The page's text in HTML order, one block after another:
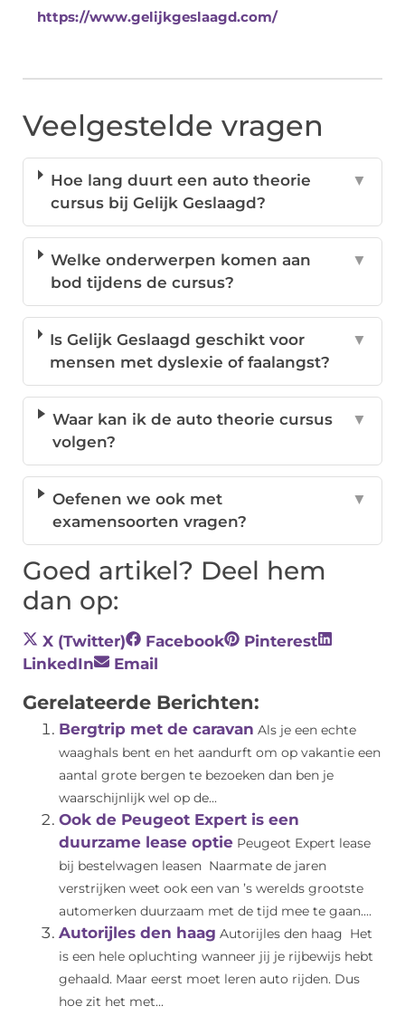
https://www.gelijkgeslaagd.com/
Veelgestelde vragen
Hoe lang duurt een auto theorie
cursus bij Gelijk Geslaagd?
▼
Welke onderwerpen komen aan
bod tijdens de cursus?
▼
Is Gelijk Geslaagd geschikt voor
mensen met dyslexie of faalangst?
▼
Waar kan ik de auto theorie cursus
volgen?
▼
Oefenen we ook met
examensoorten vragen?
▼
Goed artikel? Deel hem
dan op:
X (Twitter) Facebook
Pinterest
LinkedIn
Email
Gerelateerde Berichten:
Bergtrip met de caravan Als je een echte
waaghals bent en het aandurft om op vakantie een
aantal grote bergen te bezoeken dan ben je
waarschijnlijk wel op de...
Ook de Peugeot Expert is een
duurzame lease optie Peugeot Expert lease
bij bestelwagen leasen Naarmate de jaren
verstrijken weet ook een van ’s werelds grootste
automerken duurzaam met de tijd mee te gaan....
Autorijles den haag Autorijles den haag Het
is een hele opluchting wanneer jij je rijbewijs hebt
gehaald. Maar eerst moet leren auto rijden. Dus
hoe zit het met...